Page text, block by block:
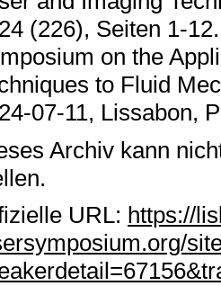
(226), Seiten 1-
on the
to Fluid
07-11, Lissabon,
Archiv kann
URL: https://